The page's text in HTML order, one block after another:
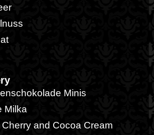
Minis
Milka
and Cocoa Cream